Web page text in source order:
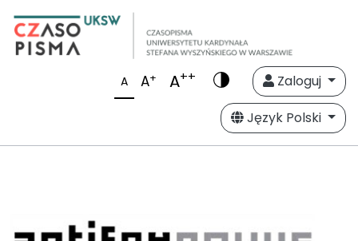
A A+ A++
Zaloguj
Język Polski